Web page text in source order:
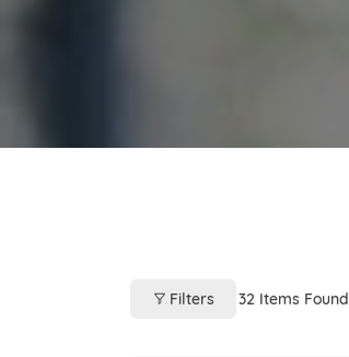
Filters 32 Items Found